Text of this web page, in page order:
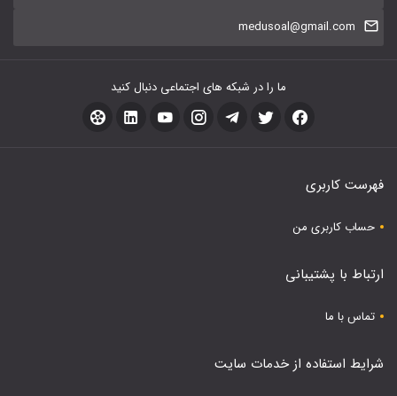
medusoal@gmail.com
ما را در شبکه های اجتماعی دنبال کنید
فهرست کاربری
حساب کاربری من
ارتباط با پشتیبانی
تماس با ما
شرایط استفاده از خدمات سایت